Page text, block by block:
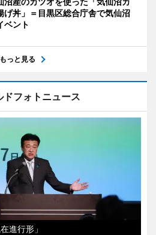
げ丼」＝目黒区総合庁舎で気仙沼
ベント
もっと見る
ドフォトニュース
進行形」